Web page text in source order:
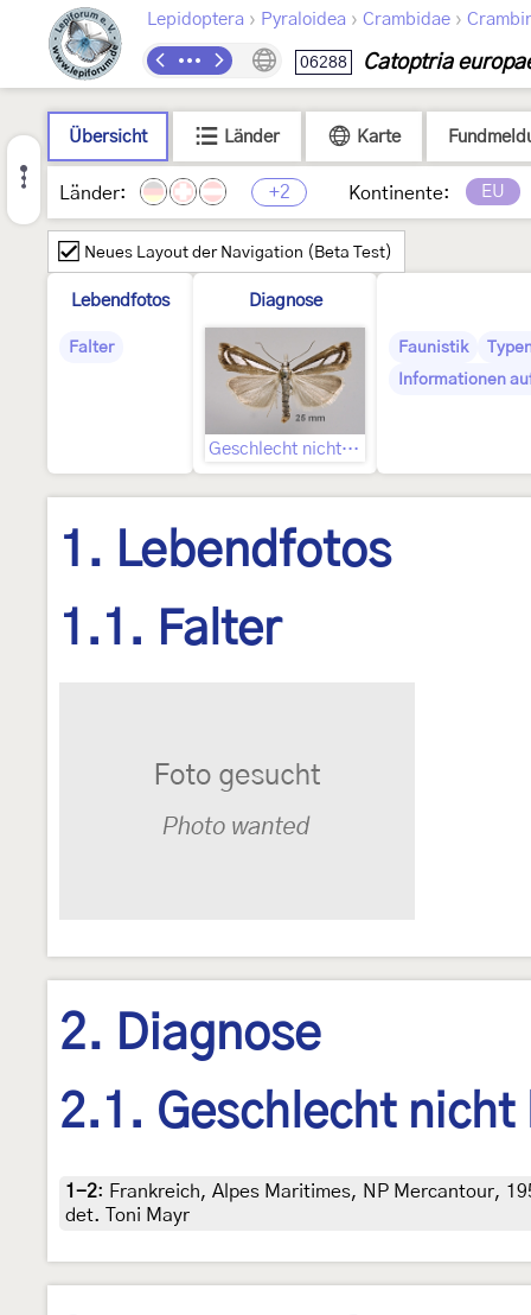
Lepidoptera › Pyraloidea › Crambidae ›
06288 Catoptria
Übersicht Länder Karte
Länder: +2 Kontinente: EU
Neues Layout der Navigation (Beta Test)
Lebendfotos
Falter
Diagnose
Geschlecht nicht bestimmt
Faunistik
Informationen
1. Lebendfotos
1.1. Falter
2. Diagnose
2.1. Geschlecht nicht
1-2: Frankreich, Alpes Maritimes, NP Mercantour,
det. Toni Mayr